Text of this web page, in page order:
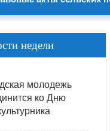
недели
молодежь
ко Дню